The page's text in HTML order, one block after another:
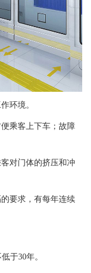
环境。
乘客上下车；故障
对门体的挤压和冲
要求，有每年连续
于30年。